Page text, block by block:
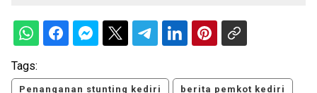
Tags:
Penanganan stunting kediri berita pemkot kediri